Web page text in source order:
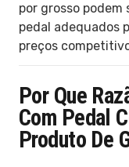
por grosso
pedal adequados
preços
Por Que
Com Pedal
Produto De